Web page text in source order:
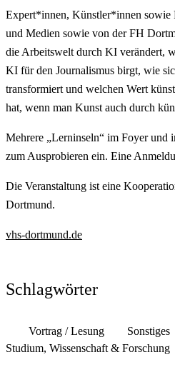
Expert*innen, Künstler*innen sowie
und Medien sowie von der FH
die Arbeitswelt durch KI verändert,
KI für den Journalismus birgt, wie
transformiert und welchen Wert
hat, wenn man Kunst auch durch
Mehrere „Lerninseln“ im Foyer
zum Ausprobieren ein. Eine
Die Veranstaltung ist eine
Dortmund.
vhs-dortmund.de
Schlagwörter
Vortrag / Lesung
Sonstiges
Studium, Wissenschaft & Forschung